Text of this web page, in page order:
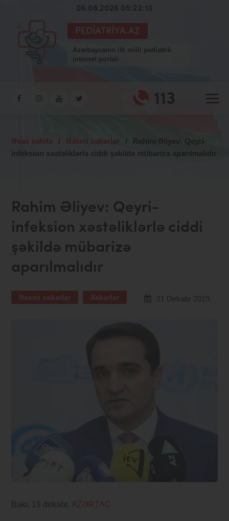
06.08.2026 05:23:11
PEDIATRIYA.AZ
Azərbaycanın ilk milli pediatrik
internet portalı
113
Əsas səhifə / Rəsmi xəbərlər /
Rahim Əliyev: Qeyri-
infeksion xəstəliklərlə ciddi şəkildə mübarizə aparılmalıdır
Rahim Əliyev: Qeyri-
infeksion xəstəliklərlə ciddi
şəkildə mübarizə
aparılmalıdır
Rəsmi xəbərlər Xəbərlər 21 Dekabr 2019
Bakı, 19 dekabr, AZƏRTAC